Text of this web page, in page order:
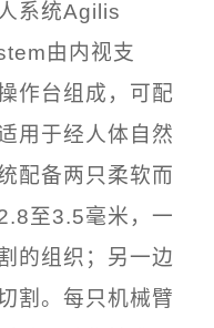
系统Agilis
由内视支
作台组成，可配
用于经人体自然
配备两只柔软而
至3.5毫米，一
的组织；另一边
割。每只机械臂